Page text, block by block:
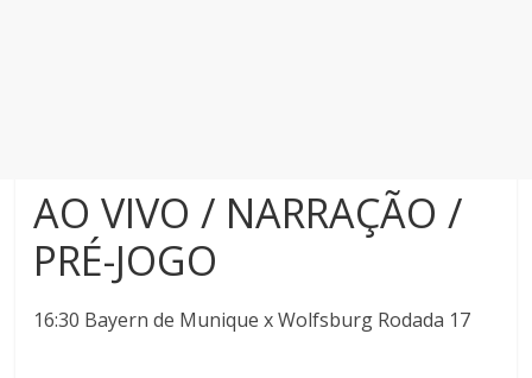
AO VIVO / NARRAÇÃO /
PRÉ-JOGO
16:30 Bayern de Munique x Wolfsburg Rodada 17